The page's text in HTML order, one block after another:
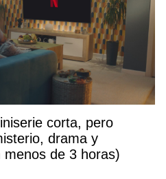
corta, pero
drama y
de 3 horas)